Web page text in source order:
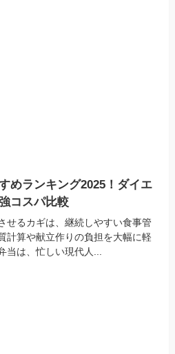
めランキング2025！ダイエ
コスパ比較
せるカギは、継続しやすい食事管
計算や献立作りの負担を大幅に軽
当は、忙しい現代人...